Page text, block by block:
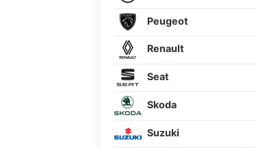
Peugeot
Renault
Seat
Skoda
Suzuki